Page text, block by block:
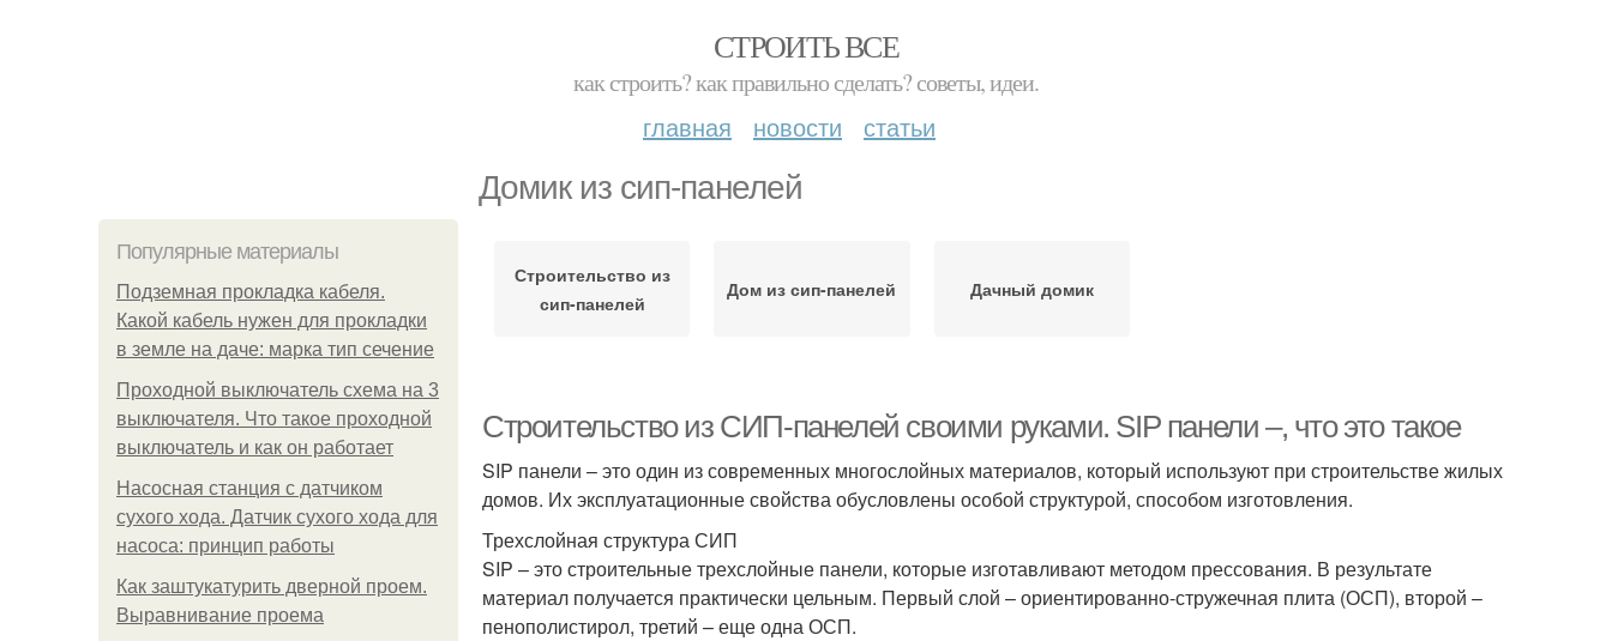
СТРОИТЬ ВСЕ
как строить? как правильно сделать? советы, идеи.
главная новости статьи
Домик из сип-панелей
Популярные материалы
Подземная прокладка кабеля.
Какой кабель нужен для прокладки
в земле на даче: марка тип сечение
Проходной выключатель схема на 3
выключателя. Что такое проходной
выключатель и как он работает
Насосная станция с датчиком
сухого хода. Датчик сухого хода для
насоса: принцип работы
Как заштукатурить дверной проем.
Выравнивание проема
Строительство из
сип-панелей
Дом из сип-панелей Дачный домик
Строительство из СИП-панелей своими руками. SIP панели –, что это такое
SIP панели – это один из современных многослойных материалов, который используют при строительстве жилых
домов. Их эксплуатационные свойства обусловлены особой структурой, способом изготовления.
Трехслойная структура СИП
SIP – это строительные трехслойные панели, которые изготавливают методом прессования. В результате
материал получается практически цельным. Первый слой – ориентированно-стружечная плита (ОСП), второй –
пенополистирол, третий – еще одна ОСП.